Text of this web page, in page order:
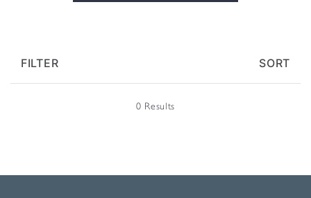
FILTER SORT
0 Results